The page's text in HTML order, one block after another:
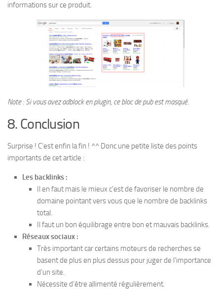
informations sur ce produit.
Note : Si vous avez adblock en plugin, ce bloc de pub est masqué.
8. Conclusion
Surprise ! C’est enfin la fin ! ^^ Donc une petite liste des points
importants de cet article :
Les backlinks :
Il en faut mais le mieux c’est de favoriser le nombre de
domaine pointant vers vous que le nombre de backlinks
total.
Il faut un bon équilibrage entre bon et mauvais backlinks.
Réseaux sociaux :
Très important car certains moteurs de recherches se
basent de plus en plus dessus pour juger de l’importance
d’un site.
Nécessite d’être allimenté régulièrement.